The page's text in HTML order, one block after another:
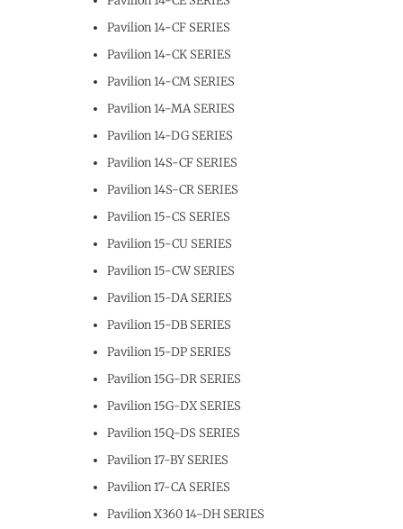
Pavilion 14-CF SERIES
Pavilion 14-CK SERIES
Pavilion 14-CM SERIES
Pavilion 14-MA SERIES
Pavilion 14-DG SERIES
Pavilion 14S-CF SERIES
Pavilion 14S-CR SERIES
Pavilion 15-CS SERIES
Pavilion 15-CU SERIES
Pavilion 15-CW SERIES
Pavilion 15-DA SERIES
Pavilion 15-DB SERIES
Pavilion 15-DP SERIES
Pavilion 15G-DR SERIES
Pavilion 15G-DX SERIES
Pavilion 15Q-DS SERIES
Pavilion 17-BY SERIES
Pavilion 17-CA SERIES
Pavilion X360 14-DH SERIES